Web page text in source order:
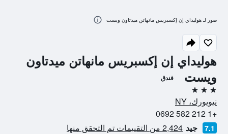
هوليداي إن إكسبريس مانهاتن ميدتاون
ويست
فندق
3 نجوم
نيويورك، NY
+1 212 582 0692
7.1 جيد 2,424 من التقييمات تم التحقق منها
صور لـ هوليداي إن إكسبريس مانهاتن ميدتاون ويست